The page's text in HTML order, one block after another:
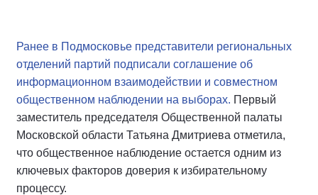
Ранее в Подмосковье представители региональных
отделений партий подписали соглашение об
информационном взаимодействии и совместном
общественном наблюдении на выборах. Первый
заместитель председателя Общественной палаты
Московской области Татьяна Дмитриева отметила,
что общественное наблюдение остается одним из
ключевых факторов доверия к избирательному
процессу.